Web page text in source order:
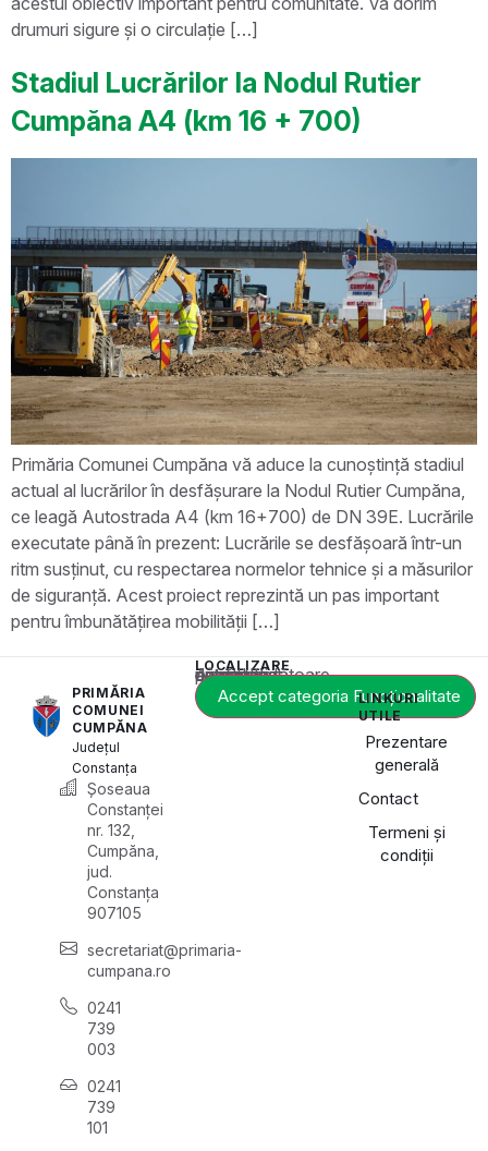
drumuri sigure și o circulație […]
Stadiul Lucrărilor la Nodul Rutier
Cumpăna A4 (km 16 + 700)
Primăria Comunei Cumpăna vă aduce la cunoștință stadiul
actual al lucrărilor în desfășurare la Nodul Rutier Cumpăna,
ce leagă Autostrada A4 (km 16+700) de DN 39E. Lucrările
executate până în prezent: Lucrările se desfășoară într-un
ritm susținut, cu respectarea normelor tehnice și a măsurilor
de siguranță. Acest proiect reprezintă un pas important
pentru îmbunătățirea mobilității […]
PRIMĂRIA
COMUNEI
CUMPĂNA
Județul
Constanța
Șoseaua
Constanței
nr. 132,
Cumpăna,
jud.
Constanța
907105
secretariat@primaria-
cumpana.ro
0241
739
003
0241
739
101
LOCALIZARE
Acest conținut este blocat până când acceptați categoria corespunzătoare de cookie-uri.
Accept categoria Funcționalitate
LINKURI
UTILE
Prezentare
generală
Contact
Termeni și
condiții